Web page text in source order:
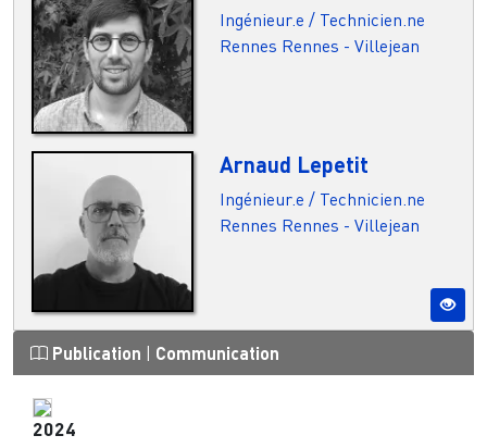
Ingénieur.e / Technicien.ne
Rennes Rennes - Villejean
Arnaud Lepetit
Ingénieur.e / Technicien.ne
Rennes Rennes - Villejean
Publication Communication
2024